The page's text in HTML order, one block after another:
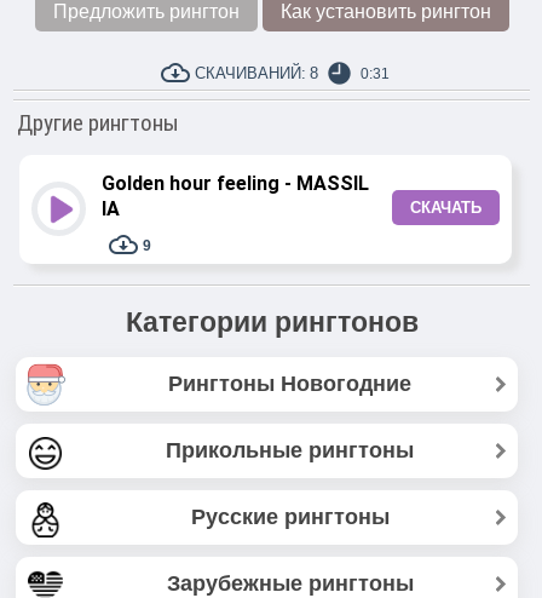
Предложить рингтон Как установить рингтон
СКАЧИВАНИЙ: 8 0:31
Другие рингтоны
Golden hour feeling - MASSIL
IA
9
СКАЧАТЬ
Категории рингтонов
Рингтоны Новогодние
Прикольные рингтоны
Русские рингтоны
Зарубежные рингтоны